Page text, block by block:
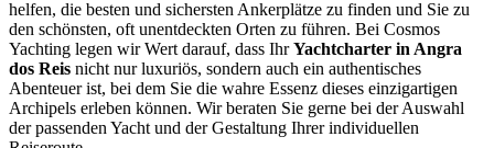
helfen, die besten und sichersten Ankerplätze zu finden und Sie zu
den schönsten, oft unentdeckten Orten zu führen. Bei Cosmos
Yachting legen wir Wert darauf, dass IhrYachtcharter in Angra
dos Reis nicht nur luxuriös, sondern auch ein authentisches
Abenteuer ist, bei dem Sie die wahre Essenz dieses einzigartigen
Archipels erleben können. Wir beraten Sie gerne bei der Auswahl
der passenden Yacht und der Gestaltung Ihrer individuellen